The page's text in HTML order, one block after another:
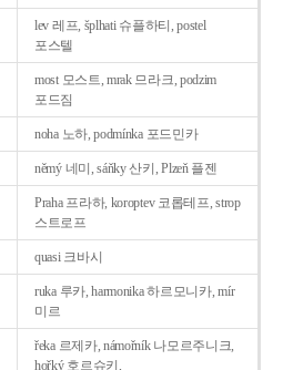
lev 레프, šplhati 슈플하티, postel
포스텔
most 모스트, mrak 므라크, podzim
포드짐
noha 노하, podmínka 포드민카
němý 네미, sáňky 산키, Plzeň 플젠
Praha 프라하, koroptev 코롭테프, strop
스트로프
quasi 크바시
ruka 루카, harmonika 하르모니카, mír
미르
řeka 르제카, námořník 나모르주니크,
hořký 호르슈키,